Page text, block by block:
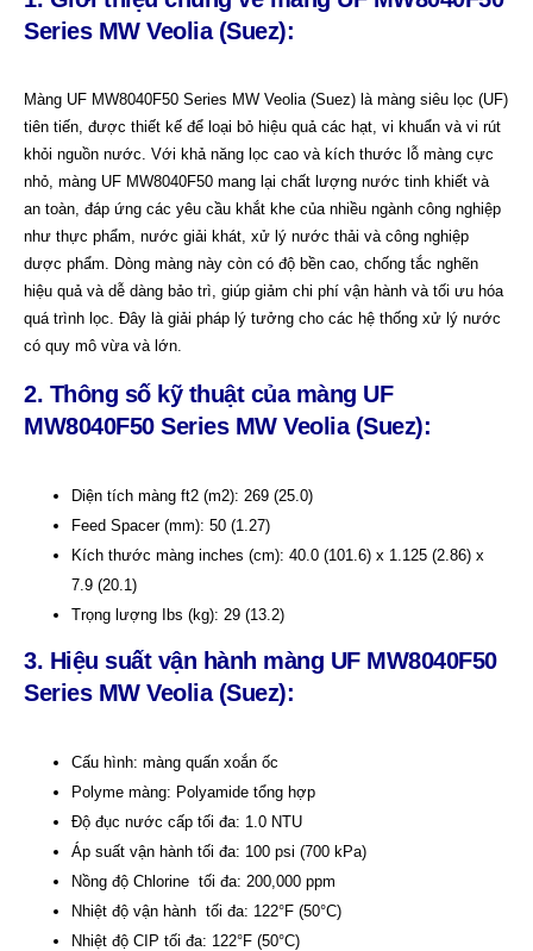
Series MW Veolia (Suez):
Màng UF MW8040F50 Series MW Veolia (Suez) là màng siêu lọc (UF)
tiên tiến, được thiết kế để loại bỏ hiệu quả các hạt, vi khuẩn và vi rút
khỏi nguồn nước. Với khả năng lọc cao và kích thước lỗ màng cực
nhỏ, màng UF MW8040F50 mang lại chất lượng nước tinh khiết và
an toàn, đáp ứng các yêu cầu khắt khe của nhiều ngành công nghiệp
như thực phẩm, nước giải khát, xử lý nước thải và công nghiệp
dược phẩm. Dòng màng này còn có độ bền cao, chống tắc nghẽn
hiệu quả và dễ dàng bảo trì, giúp giảm chi phí vận hành và tối ưu hóa
quá trình lọc. Đây là giải pháp lý tưởng cho các hệ thống xử lý nước
có quy mô vừa và lớn.
2. Thông số kỹ thuật của màng UF
MW8040F50 Series MWVeolia(Suez):
Diện tích màng ft2 (m2): 269 (25.0)
Feed Spacer (mm): 50 (1.27)
Kích thước màng inches (cm): 40.0 (101.6) x 1.125 (2.86) x
7.9 (20.1)
Trọng lượng Ibs (kg): 29 (13.2)
3. Hiệu suất vận hành màng UF MW8040F50
Series MWVeolia(Suez):
Cấu hình: màng quấn xoắn ốc
Polyme màng: Polyamide tổng hợp
Độ đục nước cấp tối đa: 1.0 NTU
Áp suất vận hành tối đa: 100 psi (700 kPa)
Nồng độ Chlorine tối đa: 200,000 ppm
Nhiệt độ vận hành tối đa: 122°F (50°C)
Nhiệt độ CIP tối đa: 122°F (50°C)